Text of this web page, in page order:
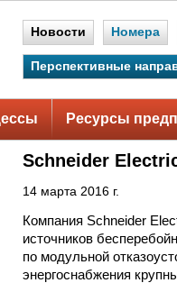
Новости Номера
Перспективные
Ресурсы
Schneider
14 марта 2016 г.
Компания Schneider
источников
по модульной
энергоснабжения